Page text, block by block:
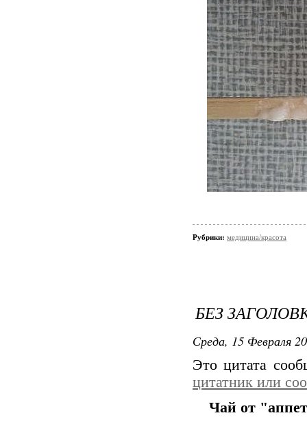
Рубрики: медицина/красота
БЕЗ
Среда, 15 Февраля
Это цитата
цитатник или
Чай от